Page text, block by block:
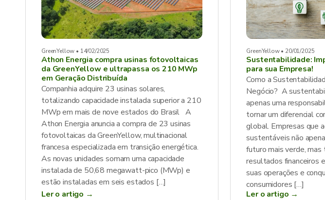
GreenYellow • 14/02/2025
Athon Energia compra usinas fotovoltaicas
da GreenYellow e ultrapassa os 210 MWp
em Geração Distribuída
Companhia adquire 23 usinas solares,
totalizando capacidade instalada superior a 210
MWp em mais de nove estados do Brasil A
Athon Energia anuncia a compra de 23 usinas
fotovoltaicas da GreenYellow, multinacional
francesa especializada em transição energética.
As novas unidades somam uma capacidade
instalada de 50,68 megawatt-pico (MWp) e
estão instaladas em seis estados […]
Ler o artigo →
GreenYellow • 20/01/2025
Sustentabilidade:
para sua Empresa!
Como a
Negócio? A
apenas uma
tornar um diferencial
global. Empresas que
sustentáveis não
futuro mais verde,
resultados financeiros
suas operações e
consumidores […]
Ler o artigo →